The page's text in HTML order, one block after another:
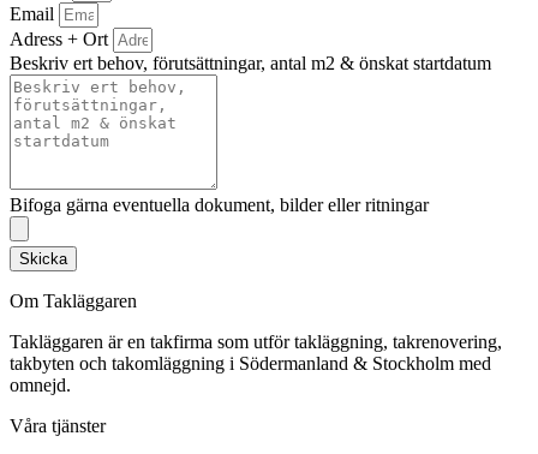
Email
Adress + Ort
Beskriv ert behov, förutsättningar, antal m2 & önskat startdatum
Bifoga gärna eventuella dokument, bilder eller ritningar
Skicka
Om Takläggaren
Takläggaren är en takfirma som utför takläggning, takrenovering,
takbyten och takomläggning i Södermanland & Stockholm med
omnejd.
Våra tjänster